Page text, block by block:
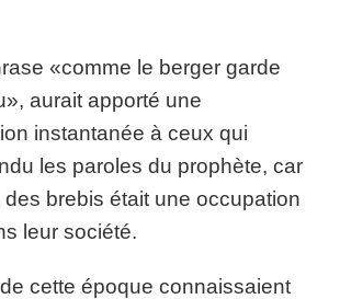
«comme le berger garde
aurait apporté une
instantanée à ceux qui
les paroles du prophète, car
brebis était une occupation
leur société.
cette époque connaissaient